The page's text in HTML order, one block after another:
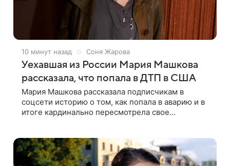
10 минут назад Соня Жарова
Уехавшая из России Мария Машкова
рассказала, что попала в ДТП в США
Мария Машкова рассказала подписчикам в
соцсети историю о том, как попала в аварию и в
итоге кардинально пересмотрела свое
Слободяник